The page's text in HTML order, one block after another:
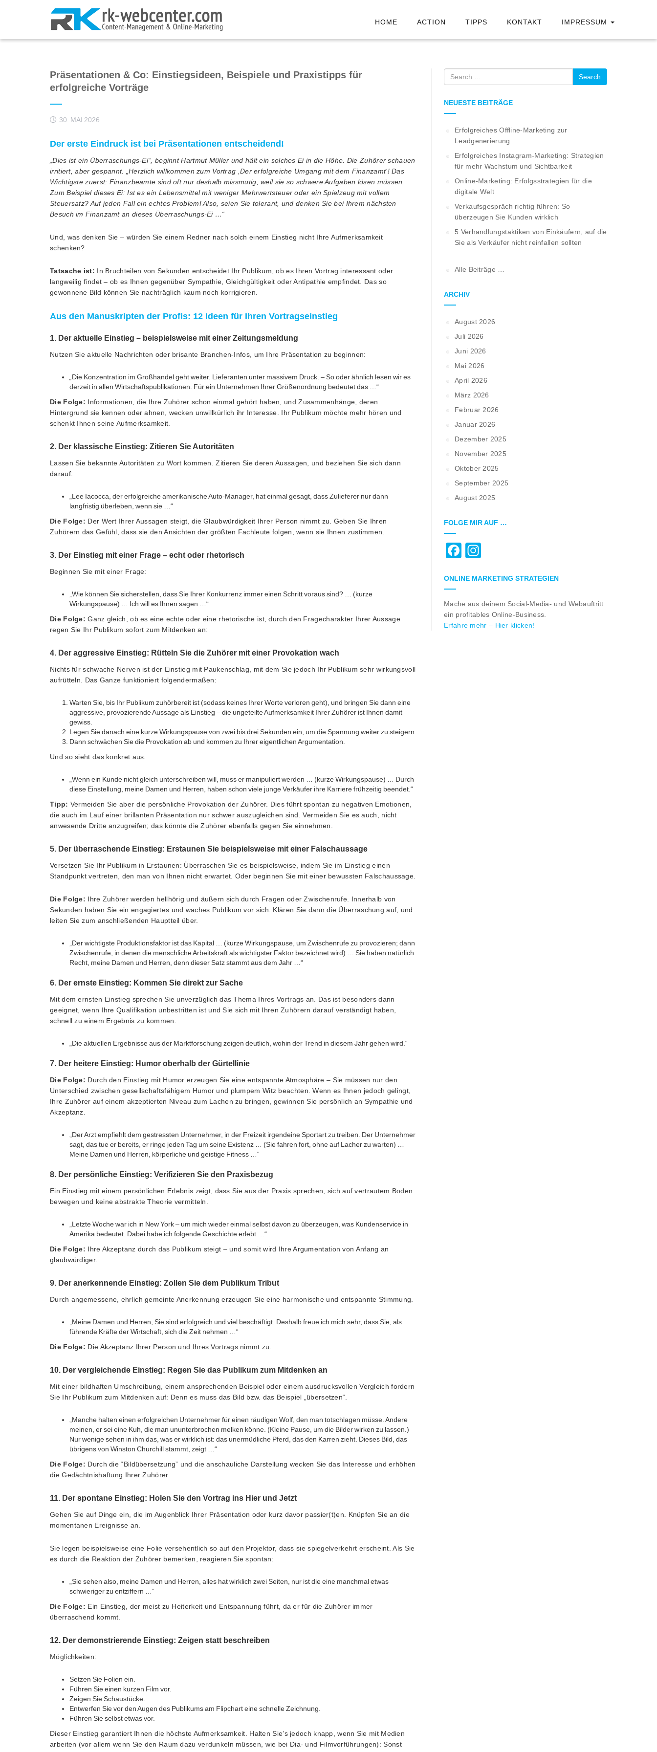
HOME ACTION TIPPS KONTAKT IMPRESSUM
Präsentationen & Co: Einstiegsideen, Beispiele und Praxistipps für
erfolgreiche Vorträge
30. MAI 2026
Der erste Eindruck ist bei Präsentationen entscheidend!
„Dies ist ein Überraschungs-Ei“, beginnt Hartmut Müller und hält ein solches Ei in die Höhe. Die Zuhörer schauen
irritiert, aber gespannt. „Herzlich willkommen zum Vortrag ,Der erfolgreiche Umgang mit dem Finanzamt‘! Das
Wichtigste zuerst: Finanzbeamte sind oft nur deshalb missmutig, weil sie so schwere Aufgaben lösen müssen.
Zum Beispiel dieses Ei: Ist es ein Lebensmittel mit weniger Mehrwertsteuer oder ein Spielzeug mit vollem
Steuersatz? Auf jeden Fall ein echtes Problem! Also, seien Sie tolerant, und denken Sie bei Ihrem nächsten
Besuch im Finanzamt an dieses Überraschungs-Ei …“
Und, was denken Sie – würden Sie einem Redner nach solch einem Einstieg nicht Ihre Aufmerksamkeit
schenken?
Tatsache ist: In Bruchteilen von Sekunden entscheidet Ihr Publikum, ob es Ihren Vortrag interessant oder
langweilig findet – ob es Ihnen gegenüber Sympathie, Gleichgültigkeit oder Antipathie empfindet. Das so
gewonnene Bild können Sie nachträglich kaum noch korrigieren.
Aus den Manuskripten der Profis: 12 Ideen für Ihren Vortragseinstieg
1. Der aktuelle Einstieg – beispielsweise mit einer Zeitungsmeldung
Nutzen Sie aktuelle Nachrichten oder brisante Branchen-Infos, um Ihre Präsentation zu beginnen:
Die Konzentration im Großhandel geht weiter. Lieferanten unter massivem Druck. – So oder ähnlich lesen wir es
derzeit in allen Wirtschaftspublikationen. Für ein Unternehmen Ihrer Größenordnung bedeutet das …“
Die Folge: Informationen, die Ihre Zuhörer schon einmal gehört haben, und Zusammenhänge, deren
Hintergrund sie kennen oder ahnen, wecken unwillkürlich ihr Interesse. Ihr Publikum möchte mehr hören und
schenkt Ihnen seine Aufmerksamkeit.
2. Der klassische Einstieg: Zitieren Sie Autoritäten
Lassen Sie bekannte Autoritäten zu Wort kommen. Zitieren Sie deren Aussagen, und beziehen Sie sich dann
darauf:
„Lee Iacocca, der erfolgreiche amerikanische Auto-Manager, hat einmal gesagt, dass Zulieferer nur dann
langfristig überleben, wenn sie …“
Die Folge: Der Wert Ihrer Aussagen steigt, die Glaubwürdigkeit Ihrer Person nimmt zu. Geben Sie Ihren
Zuhörern das Gefühl, dass sie den Ansichten der größten Fachleute folgen, wenn sie Ihnen zustimmen.
3. Der Einstieg mit einer Frage – echt oder rhetorisch
Beginnen Sie mit einer Frage:
„Wie können Sie sicherstellen, dass Sie Ihrer Konkurrenz immer einen Schritt voraus sind? … (kurze
Wirkungspause) … Ich will es Ihnen sagen …“
Die Folge:Ganz gleich, ob es eine echte oder eine rhetorische ist, durch den Fragecharakter Ihrer Aussage
regen Sie Ihr Publikum sofort zum Mitdenken an:
4. Der aggressive Einstieg: Rütteln Sie die Zuhörer mit einer Provokation wach
Nichts für schwache Nerven ist der Einstieg mit Paukenschlag, mit dem Sie jedoch Ihr Publikum sehr wirkungsvoll
aufrütteln. Das Ganze funktioniert folgendermaßen:
Warten Sie, bis Ihr Publikum zuhörbereit ist (sodass keines Ihrer Worte verloren geht), und bringen Sie dann eine
aggressive, provozierende Aussage als Einstieg – die ungeteilte Aufmerksamkeit Ihrer Zuhörer ist Ihnen damit
gewiss.
Legen Sie danach eine kurze Wirkungspause von zwei bis drei Sekunden ein, um die Spannung weiter zu steigern.
Dann schwächen Sie die Provokation ab und kommen zu Ihrer eigentlichen Argumentation.
Und so sieht das konkret aus:
„Wenn ein Kunde nicht gleich unterschreiben will, muss er manipuliert werden … (kurze Wirkungspause) … Durch
diese Einstellung, meine Damen und Herren, haben schon viele junge Verkäufer ihre Karriere frühzeitig beendet.“
Tipp: Vermeiden Sie aber die persönliche Provokation der Zuhörer. Dies führt spontan zu negativen Emotionen,
die auch im Lauf einer brillanten Präsentation nur schwer auszugleichen sind. Vermeiden Sie es auch, nicht
anwesende Dritte anzugreifen; das könnte die Zuhörer ebenfalls gegen Sie einnehmen.
5. Der überraschende Einstieg: Erstaunen Sie beispielsweise mit einer Falschaussage
Versetzen Sie Ihr Publikum in Erstaunen: Überraschen Sie es beispielsweise, indem Sie im Einstieg einen
Standpunkt vertreten, den man von Ihnen nicht erwartet. Oder beginnen Sie mit einer bewussten Falschaussage.
Die Folge: Ihre Zuhörer werden hellhörig und äußern sich durch Fragen oder Zwischenrufe. Innerhalb von
Sekunden haben Sie ein engagiertes und waches Publikum vor sich. Klären Sie dann die Überraschung auf, und
leiten Sie zum anschließenden Hauptteil über.
„Der wichtigste Produktionsfaktor ist das Kapital … (kurze Wirkungspause, um Zwischenrufe zu provozieren; dann
Zwischenrufe, in denen die menschliche Arbeitskraft als wichtigster Faktor bezeichnet wird) … Sie haben natürlich
Recht, meine Damen und Herren, denn dieser Satz stammt aus dem Jahr …“
6. Der ernste Einstieg: Kommen Sie direkt zur Sache
Mit dem ernsten Einstieg sprechen Sie unverzüglich das Thema Ihres Vortrags an. Das ist besonders dann
geeignet, wenn Ihre Qualifikation unbestritten ist und Sie sich mit Ihren Zuhörern darauf verständigt haben,
schnell zu einem Ergebnis zu kommen.
„Die aktuellen Ergebnisse aus der Marktforschung zeigen deutlich, wohin der Trend in diesem Jahr gehen wird.“
7. Der heitere Einstieg: Humor oberhalb der Gürtellinie
Die Folge: Durch den Einstieg mit Humor erzeugen Sie eine entspannte Atmosphäre – Sie müssen nur den
Unterschied zwischen gesellschaftsfähigem Humor und plumpem Witz beachten. Wenn es Ihnen jedoch gelingt,
Ihre Zuhörer auf einem akzeptierten Niveau zum Lachen zu bringen, gewinnen Sie persönlich an Sympathie und
Akzeptanz.
„Der Arzt empfiehlt dem gestressten Unternehmer, in der Freizeit irgendeine Sportart zu treiben. Der Unternehmer
sagt, das tue er bereits, er ringe jeden Tag um seine Existenz … (Sie fahren fort, ohne auf Lacher zu warten) …
Meine Damen und Herren, körperliche und geistige Fitness …“
8. Der persönliche Einstieg: Verifizieren Sie den Praxisbezug
Ein Einstieg mit einem persönlichen Erlebnis zeigt, dass Sie aus der Praxis sprechen, sich auf vertrautem Boden
bewegen und keine abstrakte Theorie vermitteln.
„Letzte Woche war ich in New York – um mich wieder einmal selbst davon zu überzeugen, was Kundenservice in
Amerika bedeutet. Dabei habe ich folgende Geschichte erlebt …“
Die Folge: Ihre Akzeptanz durch das Publikum steigt – und somit wird Ihre Argumentation von Anfang an
glaubwürdiger.
9. Der anerkennende Einstieg: Zollen Sie dem Publikum Tribut
Durch angemessene, ehrlich gemeinte Anerkennung erzeugen Sie eine harmonische und entspannte Stimmung.
„Meine Damen und Herren, Sie sind erfolgreich und viel beschäftigt. Deshalb freue ich mich sehr, dass Sie, als
führende Kräfte der Wirtschaft, sich die Zeit nehmen …“
Die Folge: Die Akzeptanz Ihrer Person und Ihres Vortrags nimmt zu.
10. Der vergleichende Einstieg: Regen Sie das Publikum zum Mitdenken an
Mit einer bildhaften Umschreibung, einem ansprechenden Beispiel oder einem ausdrucksvollen Vergleich fordern
Sie Ihr Publikum zum Mitdenken auf: Denn es muss das Bild bzw. das Beispiel „übersetzen“.
„Manche halten einen erfolgreichen Unternehmer für einen räudigen Wolf, den man totschlagen müsse. Andere
meinen, er sei eine Kuh, die man ununterbrochen melken könne. (Kleine Pause, um die Bilder wirken zu lassen.)
Nur wenige sehen in ihm das, was er wirklich ist: das unermüdliche Pferd, das den Karren zieht. Dieses Bild, das
übrigens von Winston Churchill stammt, zeigt …“
Die Folge: Durch die “Bildübersetzung” und die anschauliche Darstellung wecken Sie das Interesse und erhöhen
die Gedächtnishaftung Ihrer Zuhörer.
11. Der spontane Einstieg: Holen Sie den Vortrag ins Hier und Jetzt
Gehen Sie auf Dinge ein, die im Augenblick Ihrer Präsentation oder kurz davor passier(t)en. Knüpfen Sie an die
momentanen Ereignisse an.
Sie legen beispielsweise eine Folie versehentlich so auf den Projektor, dass sie spiegelverkehrt erscheint. Als Sie
es durch die Reaktion der Zuhörer bemerken, reagieren Sie spontan:
„Sie sehen also, meine Damen und Herren, alles hat wirklich zwei Seiten, nur ist die eine manchmal etwas
schwieriger zu entziffern …“
Die Folge: Ein Einstieg, der meist zu Heiterkeit und Entspannung führt, da er für die Zuhörer immer
überraschend kommt.
12. Der demonstrierende Einstieg: Zeigen statt beschreiben
Möglichkeiten:
Setzen Sie Folien ein.
Führen Sie einen kurzen Film vor.
Zeigen Sie Schaustücke.
Entwerfen Sie vor den Augen des Publikums am Flipchart eine schnelle Zeichnung.
Führen Sie selbst etwas vor.
Dieser Einstieg garantiert Ihnen die höchste Aufmerksamkeit. Halten Sie’s jedoch knapp, wenn Sie mit Medien
arbeiten (vor allem wenn Sie den Raum dazu verdunkeln müssen, wie bei Dia- und Filmvorführungen): Sonst
Search
NEUESTE BEITRÄGE
Erfolgreiches Offline-Marketing zur
Leadgenerierung
Erfolgreiches Instagram-Marketing: Strategien
für mehr Wachstum und Sichtbarkeit
Online-Marketing: Erfolgsstrategien für die
digitale Welt
Verkaufsgespräch richtig führen: So
überzeugen Sie Kunden wirklich
5 Verhandlungstaktiken von Einkäufern, auf die
Sie als Verkäufer nicht reinfallen sollten
Alle Beiträge …
ARCHIV
August 2026
Juli 2026
Juni 2026
Mai 2026
April 2026
März 2026
Februar 2026
Januar 2026
Dezember 2025
November 2025
Oktober 2025
September 2025
August 2025
FOLGE MIR AUF …
Facebook
ONLINE MARKETING STRATEGIEN
Mache aus deinem Social-Media- und Webauftritt
ein profitables Online-Business.
Erfahre mehr – Hier klicken!